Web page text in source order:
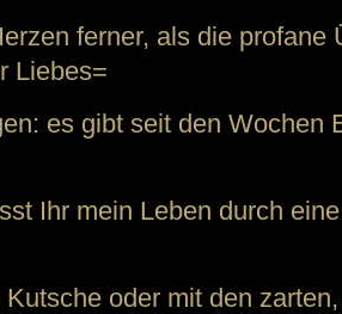
ferner, als die profane
Liebes=
es gibt seit den Wochen
Ihr mein Leben durch
oder mit den